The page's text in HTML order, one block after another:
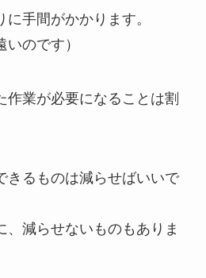
手間がかかります。
いのです）
作業が必要になることは割
きるものは減らせばいいで
、減らせないものもありま